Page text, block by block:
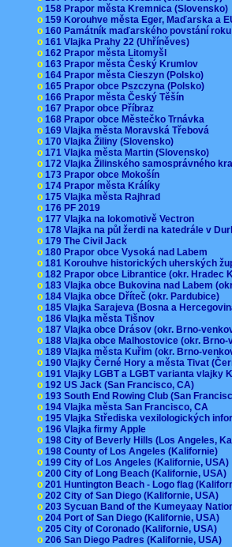
o 158 Prapor města Kremnica (Slovensko)
o 159 Korouhve města Eger, Maďarska a
o 160 Památník maďarského povstání
o 161 Vlajka Prahy 22 (Uhříněves)
o 162 Prapor města Litomyšl
o 163 Prapor města Český Krumlov
o 164 Prapor města Cieszyn (Polsko)
o 165 Prapor obce Pszczyna (Polsko)
o 166 Prapor města Český Těšín
o 167 Prapor obce Příbraz
o 168 Prapor obce Městečko Trnávka
o 169 Vlajka města Moravská Třebová
o 170 Vlajka Žiliny (Slovensko)
o 171 Vlajka města Martin (Slovensko)
o 172 Vlajka Žilinského samosprávného
o 173 Prapor obce Mokošín
o 174 Prapor města Králíky
o 175 Vlajka města Rajhrad
o 176 PF 2019
o 177 Vlajka na lokomotivě Vectron
o 178 Vlajka na půl žerdi na katedrále v
o 179 The Civil Jack
o 180 Prapor obce Vysoká nad Labem
o 181 Korouhve historických uherských
o 182 Prapor obce Librantice (okr. Hradec
o 183 Vlajka obce Bukovina nad Labem
o 184 Vlajka obce Dříteč (okr. Pardubice)
o 185 Vlajka Sarajeva (Bosna a
o 186 Vlajka města Tišnov
o 187 Vlajka obce Drásov (okr. Brno-
o 188 Vlajka obce Malhostovice (okr.
o 189 Vlajka města Kuřim (okr. Brno-
o 190 Vlajky Černé Hory a města Tivat
o 191 Vlajky LGBT a LGBT varianta vlajky
o 192 US Jack (San Francisco, CA)
o 193 South End Rowing Club (San
o 194 Vlajka města San Francisco, CA
o 195 Vlajka Střediska vexilologických
o 196 Vlajka firmy Apple
o 198 City of Beverly Hills (Los Angeles,
o 198 County of Los Angeles (Kalifornie)
o 199 City of Los Angeles (Kalifornie,
o 200 City of Long Beach (Kalifornie, USA)
o 201 Huntington Beach - Logo flag
o 202 City of San Diego (Kalifornie, USA)
o 203 Sycuan Band of the Kumeyaay
o 204 Port of San Diego (Kalifornie, USA)
o 205 City of Coronado (Kalifornie, USA)
o 206 San Diego Padres (Kalifornie, USA)